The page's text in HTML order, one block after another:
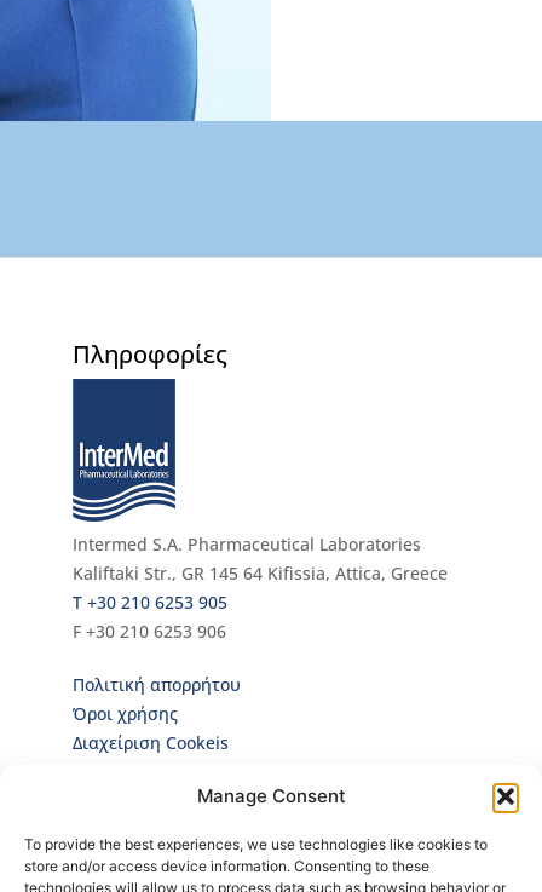
Manage Consent
To provide the best experiences, we use technologies like cookies to
store and/or access device information. Consenting to these
technologies will allow us to process data such as browsing behavior or
Πληροφορίες
Intermed S.A. Pharmaceutical Laboratories
Kaliftaki Str., GR 145 64 Κifissia, Attica, Greece
Τ +30 210 6253 905
F +30 210 6253 906
Πολιτική απορρήτου
Όροι χρήσης
Διαχείριση Cookeis
Κάνε εγγραφή στο Newsletter για να ενημερώνεσαι
πρώτος για όλα τα νέα μας και τα ολοκαίνουρια